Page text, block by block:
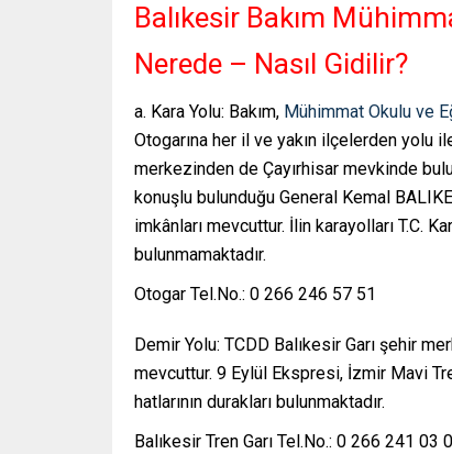
Balıkesir Bakım
Nerede – Nasıl Gidilir?
a. Kara Yolu: Bakım, Mühimmat Okulu ve
Otogarına her il ve yakın ilçelerden yolu
merkezinden de Çayırhisar mevkinde
konuşlu bulunduğu General Kemal
imkânları mevcuttur. İlin karayolları T.C.
bulunmamaktadır.
Otogar Tel.No.: 0 266 246 57 51
Demir Yolu: TCDD Balıkesir Garı şehir
mevcuttur. 9 Eylül Ekspresi, İzmir Mavi
hatlarının durakları bulunmaktadır.
Balıkesir Tren Garı Tel.No.: 0 266 241 03